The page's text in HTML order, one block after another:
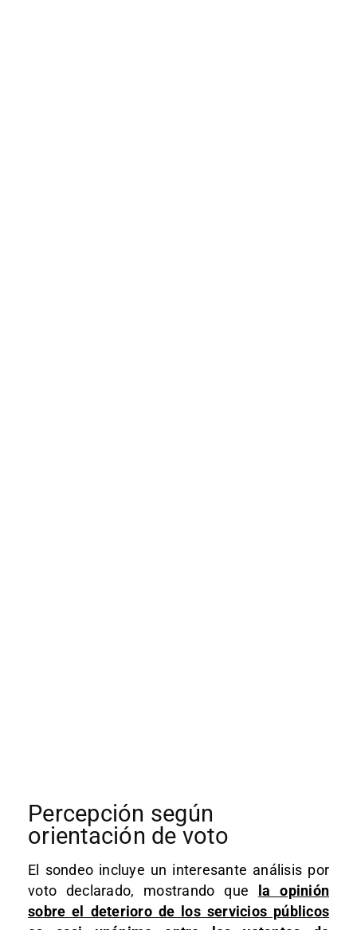
Percepción según
orientación de voto
El sondeo incluye un interesante análisis por
voto declarado, mostrando que
la opinión
sobre el deterioro de los servicios públicos